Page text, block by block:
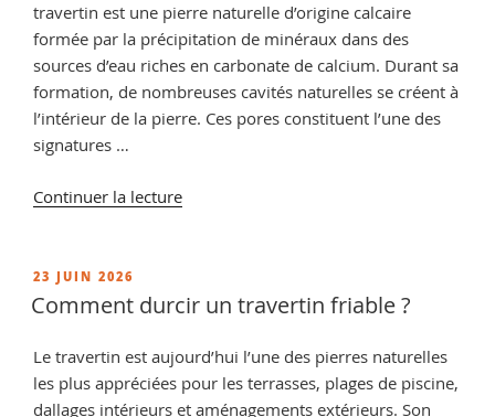
travertin est une pierre naturelle d’origine calcaire
formée par la précipitation de minéraux dans des
sources d’eau riches en carbonate de calcium. Durant sa
formation, de nombreuses cavités naturelles se créent à
l’intérieur de la pierre. Ces pores constituent l’une des
signatures …
Continuer la lecturede
comment
l’absorption
d’eau
et
PUBLIÉ
LE
23 JUIN 2026
Comment durcir un travertin friable ?
Le travertin est aujourd’hui l’une des pierres naturelles
les plus appréciées pour les terrasses, plages de piscine,
dallages intérieurs et aménagements extérieurs. Son